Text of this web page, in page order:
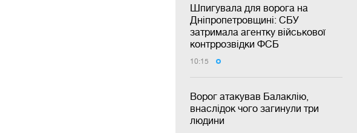
Шпигувала для ворога на
Дніпропетровщині: СБУ
затримала агентку військової
контррозвідки ФСБ
10:15
Ворог атакував Балаклію,
внаслідок чого загинули три
людини